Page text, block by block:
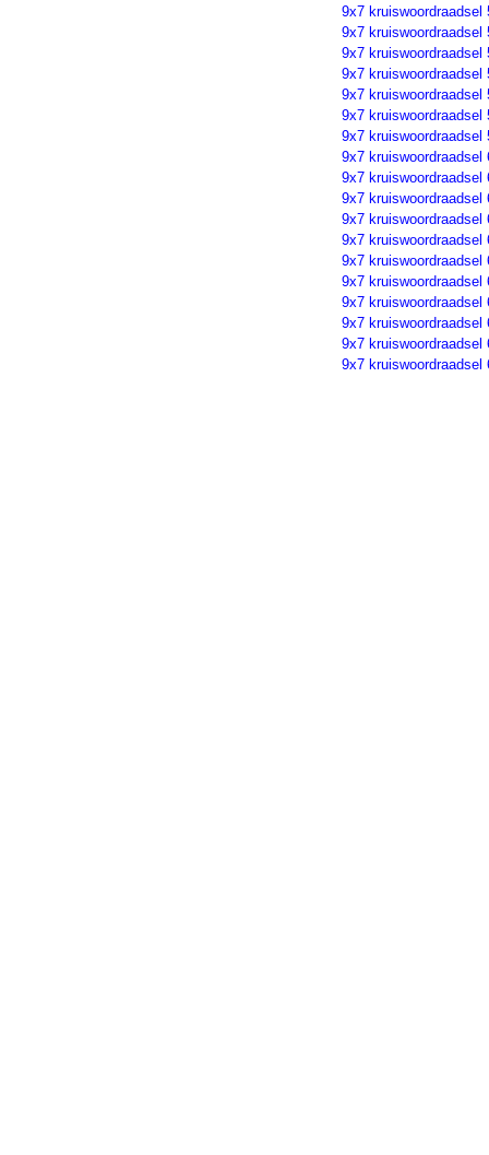
9x7 kruiswoordraadsel
9x7 kruiswoordraadsel
9x7 kruiswoordraadsel
9x7 kruiswoordraadsel
9x7 kruiswoordraadsel
9x7 kruiswoordraadsel
9x7 kruiswoordraadsel
9x7 kruiswoordraadsel
9x7 kruiswoordraadsel
9x7 kruiswoordraadsel
9x7 kruiswoordraadsel
9x7 kruiswoordraadsel
9x7 kruiswoordraadsel
9x7 kruiswoordraadsel
9x7 kruiswoordraadsel
9x7 kruiswoordraadsel
9x7 kruiswoordraadsel
9x7 kruiswoordraadsel